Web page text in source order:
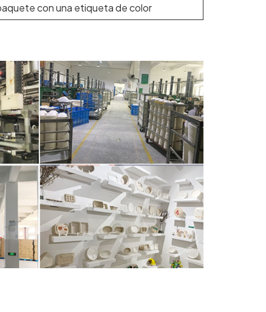
con una etiqueta de color